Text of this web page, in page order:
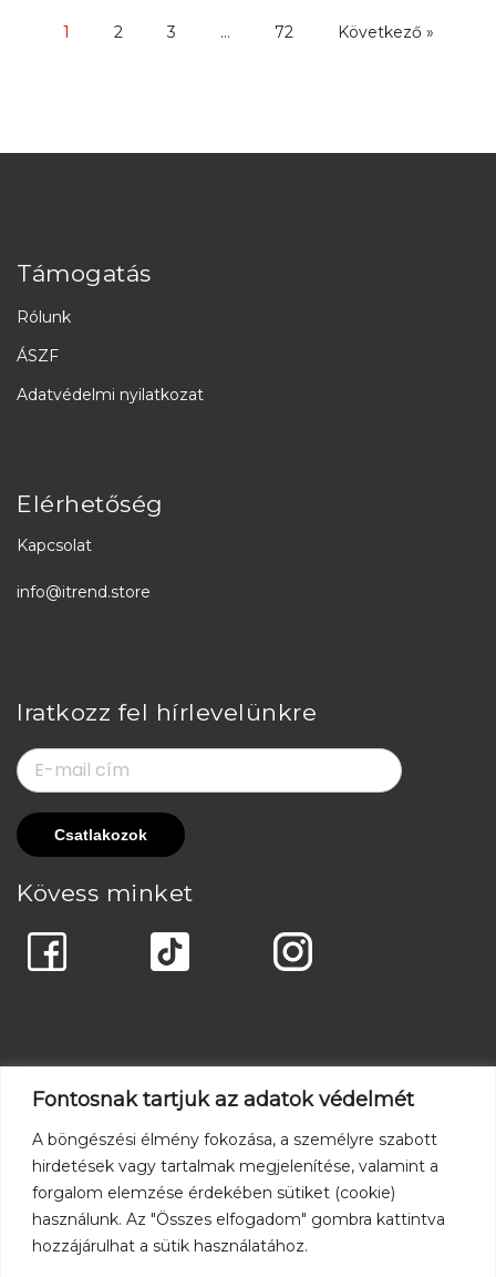
Fontosnak tartjuk az adatok védelmét
A böngészési élmény fokozása, a személyre szabott
hirdetések vagy tartalmak megjelenítése, valamint a
forgalom elemzése érdekében sütiket (cookie)
használunk. Az "Összes elfogadom" gombra kattintva
hozzájárulhat a sütik használatához.
1 2 3 … 72 Következő »
Támogatás
Rólunk
ÁSZF
Adatvédelmi nyilatkozat
Elérhetőség
Kapcsolat
info@itrend.store
Iratkozz fel hírlevelünkre
Kövess minket